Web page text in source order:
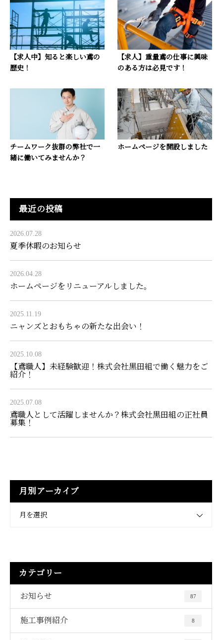
【求人中】知ると楽しい鳶の
歴史！
【求人】重量鳶の仕事に興味
のある方は必見です！
チームワーク抜群の弊社で一
緒に働いてみませんか？
ホームページを開設しました
最近の投稿
2026.07.28
夏季休暇のお知らせ
2026.04.28
ホームページをリニューアルしました。
2025.11.19
ニャンズとおもちゃの新たな出会い！
2025.10.08
【鳶職人】未経験歓迎！株式会社黒田組で働く魅力をご
紹介！
2025.07.08
鳶職人として活躍しませんか？株式会社黒田組の正社員
募集！
月別アーカイブ
月を選択
カテゴリー
お知らせ 87
施工事例紹介 8